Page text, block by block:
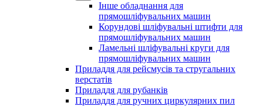
Інше обладнання для
прямошліфувальних машин
Корундові шліфувальні штифти для
прямошліфувальних машин
Ламельні шліфувальні круги для
прямошліфувальних машин
Приладдя для рейсмусів та стругальних
верстатів
Приладдя для рубанків
Приладдя для ручних циркулярних пил